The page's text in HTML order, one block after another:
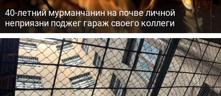
40-летний мурманчанин на почве личной
неприязни поджег гараж своего коллеги